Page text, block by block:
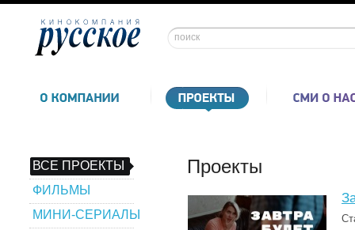
ВСЕ ПРОЕКТЫ
ФИЛЬМЫ
МИНИ-СЕРИАЛЫ
Проекты